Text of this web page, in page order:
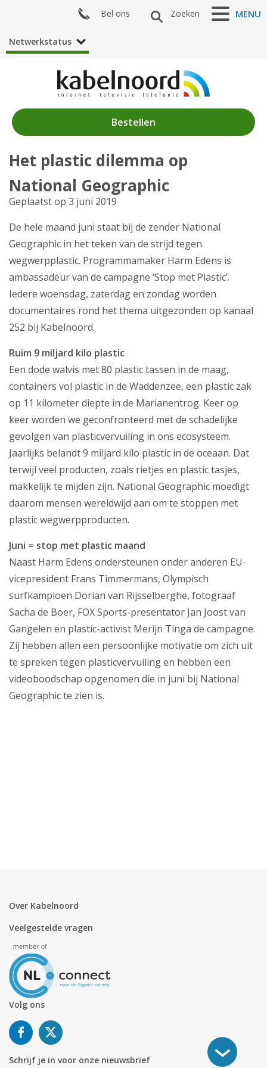
Nieuws
Algemeen
Acties
Zenderaanbod
Klantenservice
Zakelijk
Mijn webmail
Bestellen
MENU
Zoeken
Bel ons
Netwerkstatus
Het plastic dilemma op
National Geographic
Geplaatst op 3 juni 2019
De hele maand juni staat bij de zender National
Geographic in het teken van de strijd tegen
wegwerpplastic. Programmamaker Harm Edens is
ambassadeur van de campagne ‘Stop met Plastic’.
Iedere woensdag, zaterdag en zondag worden
documentaires rond het thema uitgezonden op kanaal
252 bij Kabelnoord.
Ruim 9 miljard kilo plastic
Een dode walvis met 80 plastic tassen in de maag,
containers vol plastic in de Waddenzee, een plastic zak
op 11 kilometer diepte in de Marianentrog. Keer op
keer worden we geconfronteerd met de schadelijke
gevolgen van plasticvervuiling in ons ecosysteem.
Jaarlijks belandt 9 miljard kilo plastic in de oceaan. Dat
terwijl veel producten, zoals rietjes en plastic tasjes,
makkelijk te mijden zijn. National Geographic moedigt
daarom mensen wereldwijd aan om te stoppen met
plastic wegwerpproducten.
Juni = stop met plastic maand
Naast Harm Edens ondersteunen onder anderen EU-
vicepresident Frans Timmermans, Olympisch
surfkampioen Dorian van Rijsselberghe, fotograaf
Sacha de Boer, FOX Sports-presentator Jan Joost van
Gangelen en plastic-activist Merijn Tinga de campagne.
Zij hebben allen een persoonlijke motivatie om zich uit
te spreken tegen plasticvervuiling en hebben een
videoboodschap opgenomen die in juni bij National
Geographic te zien is.
Over Kabelnoord
Veelgestelde vragen
Volg ons
Schrijf je in voor onze nieuwsbrief